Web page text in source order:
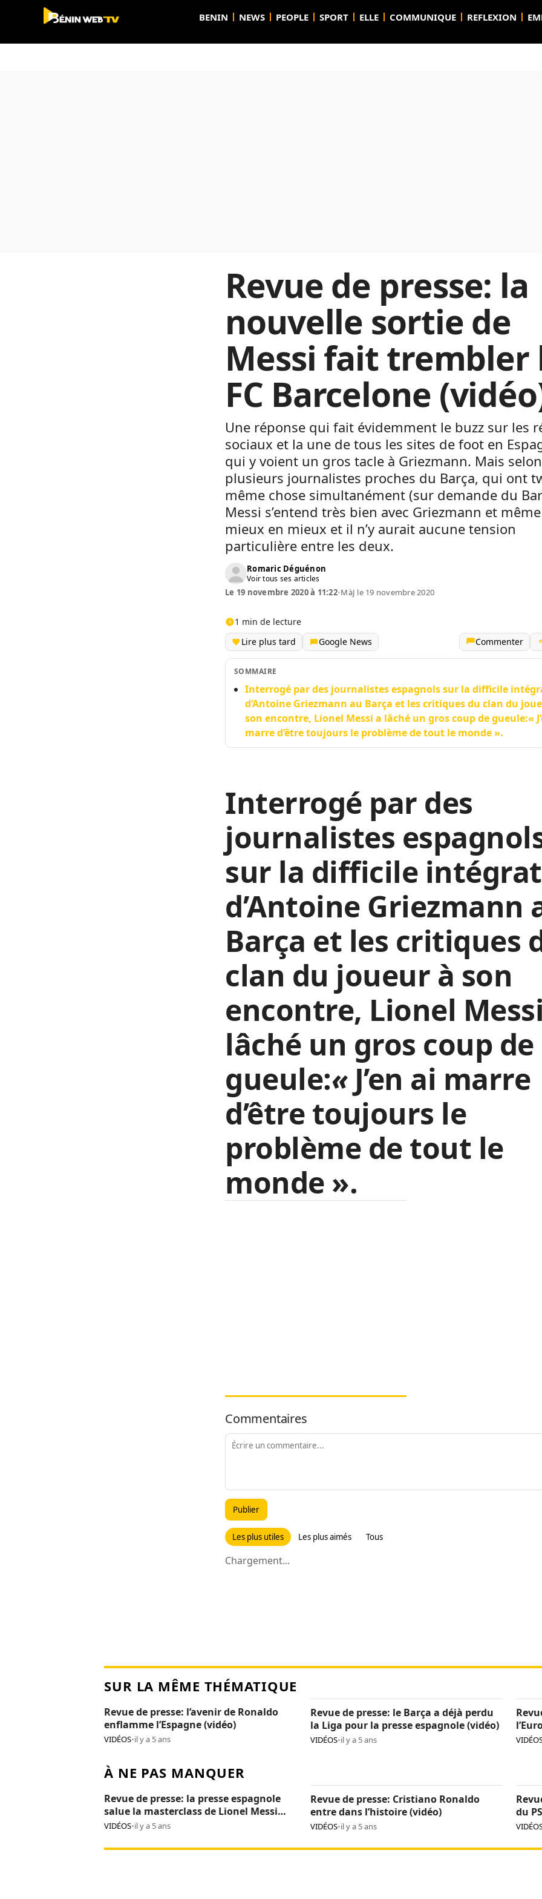
BENIN NEWS PEOPLE SPORT ELLE COMMUNIQUE REFLEXION
Revue de presse: la
nouvelle sortie de
Messi fait trembler
FC Barcelone
Une réponse qui fait évidemment le buzz sur les
sociaux et la une de tous les sites de foot en
qui y voient un gros tacle à Griezmann. Mais selon
plusieurs journalistes proches du Barça, qui ont
même chose simultanément (sur demande du
Messi s’entend très bien avec Griezmann et
mieux en mieux et il n’y aurait aucune tension
particulière entre les deux.
Romaric Déguénon
Voir tous ses articles
Le 19 novembre 2020 à 11:22•MàJ le 19 novembre 2020
1 min de lecture
Lire plus tard
Google News Commenter
SOMMAIRE
Interrogé par des journalistes espagnols sur la difficile
d’Antoine Griezmann au Barça et les critiques du clan du
son encontre, Lionel Messi a lâché un gros coup de gueule:«
marre d’être toujours le problème de tout le monde ».
Interrogé par des
journalistes
sur la difficile
d’Antoine Griezmann
Barça et les critiques
clan du joueur à son
encontre, Lionel
lâché un gros coup de
gueule:« J’en ai marre
d’être toujours le
problème de tout le
monde ».
Commentaires
Publier
Les plus utiles Les plus aimés Tous
Chargement...
SUR LA MÊME THÉMATIQUE
Revue de presse: l’avenir de Ronaldo
enflamme l’Espagne (vidéo)
VIDÉOS•il y a 5 ans
Revue de presse: le Barça a déjà perdu
la Liga pour la presse espagnole (vidéo)
VIDÉOS•il y a 5 ans
duel
À NE PAS MANQUER
Revue de presse: la presse espagnole
salue la masterclass de Lionel Messi
(vidéo)
VIDÉOS•il y a 5 ans
Revue de presse: Cristiano Ronaldo
entre dans l’histoire (vidéo)
VIDÉOS•il y a 5 ans
du